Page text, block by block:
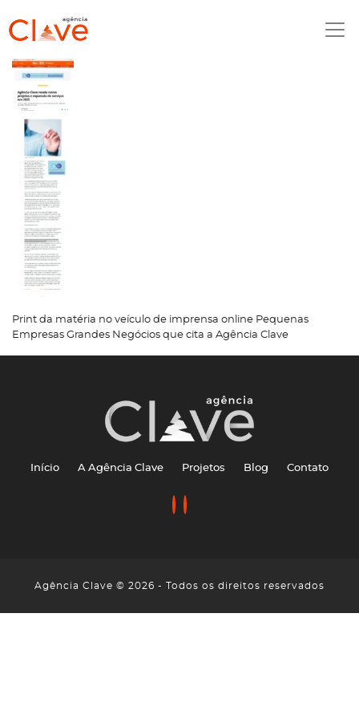
Print da matéria no veículo de imprensa online Pequenas
Empresas Grandes Negócios que cita a Agência Clave
Início A Agência Clave Projetos Blog Contato
Agência Clave © 2026 - Todos os direitos reservados